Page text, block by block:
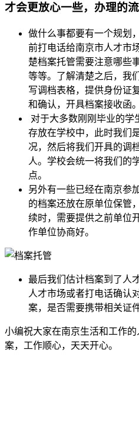
才会更放心一些，办理的流
做什么事都要有一个规划
前打电话给南京市人才市
楚档案托管需要注意哪些
等等。了解清楚之后，我
写调档表格，提供身份证
和确认，开具档案接收函。
对于大多数刚刚毕业的学
存放在学校中，此时我们
况，然后将我们开具的调
人。学校会统一将我们的
点。
另外有一些已经在南京参
的档案还放在原单位保管
续时，需要提供之前单位
作单位协商好。
最后我们估计档案到了人
人才市场或者打电话确认
案，是否需要携带相关证
小编祝大家在南京生活和工作
案，工作顺心，天天开心。